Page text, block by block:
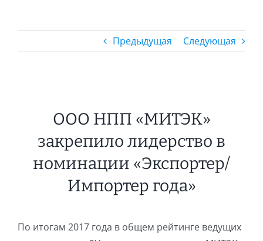
Предыдущая Следующая
ООО НПП «МИТЭК»
закрепило лидерство в
номинации «Экспортер/
Импортер года»
По итогам 2017 года в общем рейтинге ведущих